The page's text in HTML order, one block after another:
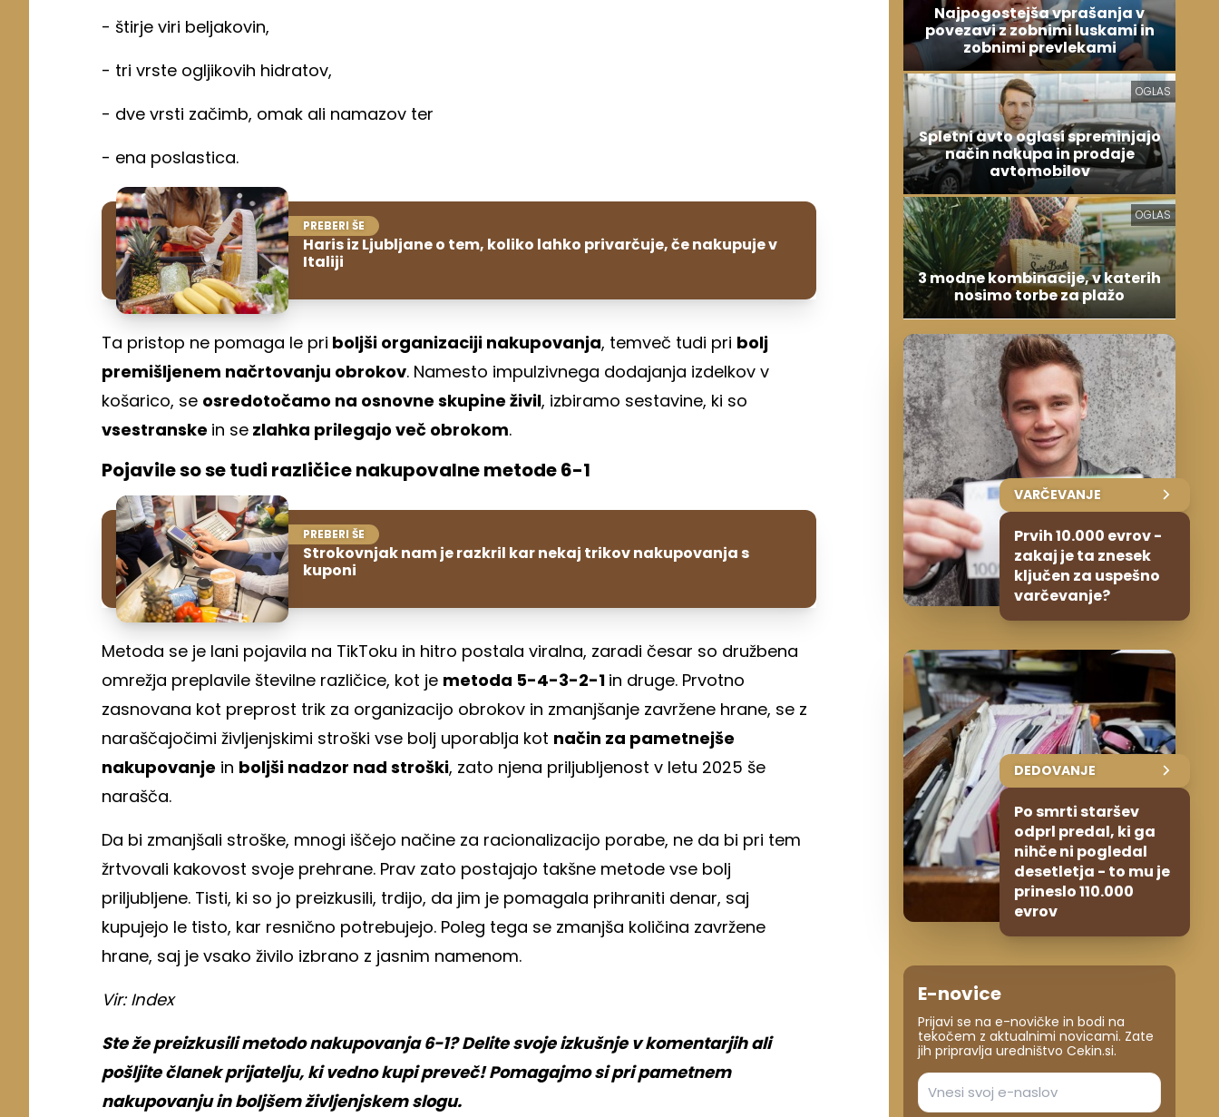
- štirje viri beljakovin,
- tri vrste ogljikovih hidratov,
- dve vrsti začimb, omak ali namazov ter
- ena poslastica.
PREBERI ŠE
Haris iz Ljubljane o tem, koliko lahko privarčuje, če nakupuje v
Italiji
Ta pristop ne pomaga le pri boljši organizaciji nakupovanja, temveč tudi pri bolj
premišljenem načrtovanju obrokov. Namesto impulzivnega dodajanja izdelkov v
košarico, se osredotočamo na osnovne skupine živil, izbiramo sestavine, ki so
vsestranske in se zlahka prilegajo več obrokom.
Pojavile so se tudi različice nakupovalne metode 6-1
PREBERI ŠE
Strokovnjak nam je razkril kar nekaj trikov nakupovanja s
kuponi
Metoda se je lani pojavila na TikToku in hitro postala viralna, zaradi česar so družbena
omrežja preplavile številne različice, kot je metoda 5-4-3-2-1 in druge. Prvotno
zasnovana kot preprost trik za organizacijo obrokov in zmanjšanje zavržene hrane, se z
naraščajočimi življenjskimi stroški vse bolj uporablja kot način za pametnejše
nakupovanje in boljši nadzor nad stroški, zato njena priljubljenost v letu 2025 še
narašča.
Da bi zmanjšali stroške, mnogi iščejo načine za racionalizacijo porabe, ne da bi pri tem
žrtvovali kakovost svoje prehrane. Prav zato postajajo takšne metode vse bolj
priljubljene. Tisti, ki so jo preizkusili, trdijo, da jim je pomagala prihraniti denar, saj
kupujejo le tisto, kar resnično potrebujejo. Poleg tega se zmanjša količina zavržene
hrane, saj je vsako živilo izbrano z jasnim namenom.
Vir: Index
Ste že preizkusili metodo nakupovanja 6-1? Delite svoje izkušnje v komentarjih ali
pošljite članek prijatelju, ki vedno kupi preveč! Pomagajmo si pri pametnem
nakupovanju in boljšem življenjskem slogu.
Najpogostejša vprašanja v
povezavi z zobnimi luskami in
zobnimi prevlekami
OGLAS
Spletni avto oglasi spreminjajo
način nakupa in prodaje
avtomobilov
OGLAS
3 modne kombinacije, v katerih
nosimo torbe za plažo
VARČEVANJE
Prvih 10.000 evrov -
zakaj je ta znesek
ključen za uspešno
varčevanje?
DEDOVANJE
Po smrti staršev
odprl predal, ki ga
nihče ni pogledal
desetletja - to mu je
prineslo 110.000
evrov
E-novice
Prijavi se na e-novičke in bodi na
tekočem z aktualnimi novicami. Zate
jih pripravlja uredništvo Cekin.si.